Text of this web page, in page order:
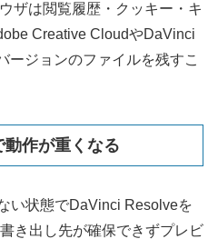
ザは閲覧履歴・クッキー・キ
Creative CloudやDaVinci
ージョンのファイルを残すこ
動作が重くなる
い状態でDaVinci Resolveを
き出し先が確保できずプレビ